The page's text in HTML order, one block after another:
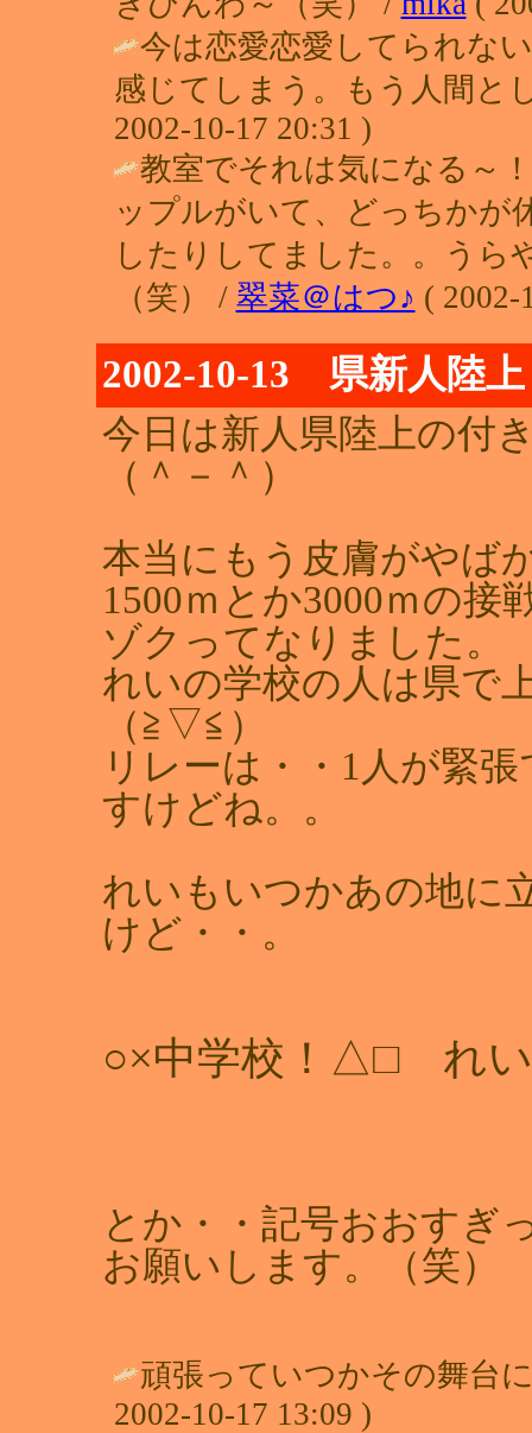
今は恋愛恋愛してられな
感じてしまう。もう人間と
2002-10-17 20:31 )
教室でそれは気になる～
ップルがいて、どっちかが
したりしてました。。うら
（笑） / 翠菜＠はつ♪ ( 2002-
2002-10-13 県新人陸上
今日は新人県陸上の付
（＾－＾）
本当にもう皮膚がやば
1500ｍとか3000ｍの
ゾクってなりました。
れいの学校の人は県で
（≧▽≦）
リレーは・・1人が緊
すけどね。。
れいもいつかあの地に
けど・・。
○×中学校！△□ れい
とか・・記号おおすぎ
お願いします。（笑）
頑張っていつかその舞台
2002-10-17 13:09 )